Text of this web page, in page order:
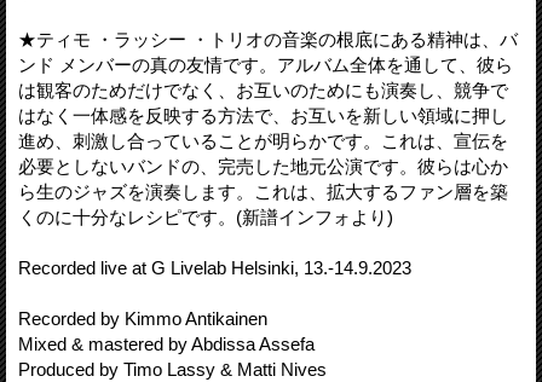
★ティモ ・ラッシー ・トリオの音楽の根底にある精神は、バ
ンド メンバーの真の友情です。アルバム全体を通して、彼ら
は観客のためだけでなく、お互いのためにも演奏し、競争で
はなく一体感を反映する方法で、お互いを新しい領域に押し
進め、刺激し合っていることが明らかです。これは、宣伝を
必要としないバンドの、完売した地元公演です。彼らは心か
ら生のジャズを演奏します。これは、拡大するファン層を築
くのに十分なレシピです。(新譜インフォより)
Recorded live at G Livelab Helsinki, 13.-14.9.2023
Recorded by Kimmo Antikainen
Mixed & mastered by Abdissa Assefa
Produced by Timo Lassy & Matti Nives